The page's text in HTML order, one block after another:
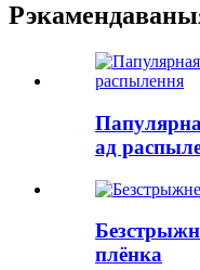
ад
плёнка